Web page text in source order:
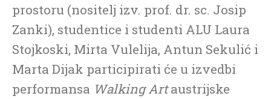
prostoru (nositelj izv. prof. dr. sc. Josip
Zanki), studentice i studenti ALU Laura
Stojkoski, Mirta Vulelija, Antun Sekulić i
Marta Dijak participirati će u izvedbi
performansa Walking Artaustrijske